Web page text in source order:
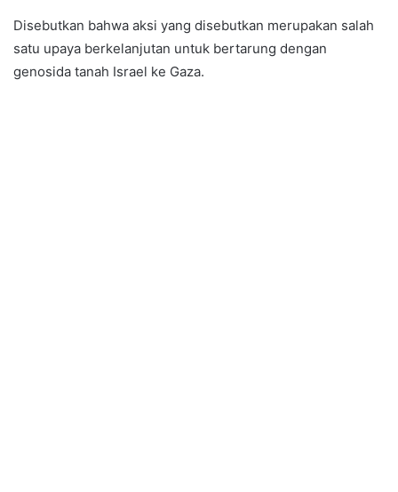
Disebutkan bahwa aksi yang disebutkan merupakan salah
satu upaya berkelanjutan untuk bertarung dengan
genosida tanah Israel ke Gaza.